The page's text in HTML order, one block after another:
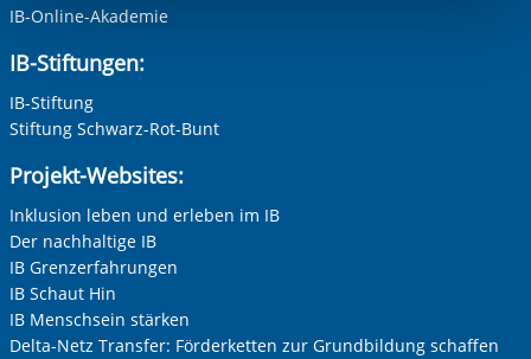
berechtigter Interessen und daher unabhängig von einer
Einwilligung.
IB-Online-Akademie
IB-Stiftungen:
IB-Stiftung
Stiftung Schwarz-Rot-Bunt
Projekt-Websites:
Inklusion leben und erleben im IB
Der nachhaltige IB
IB Grenzerfahrungen
IB Schaut Hin
IB Menschsein stärken
Delta-Netz Transfer: Förderketten zur Grundbildung schaffen